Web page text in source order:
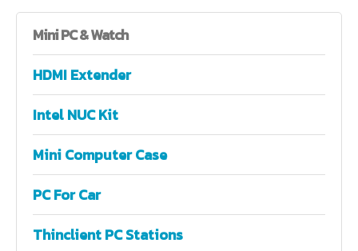
MiniPC & Watch
HDMI Extender
Intel NUC Kit
Mini Computer Case
PC For Car
Thinclient PC Stations